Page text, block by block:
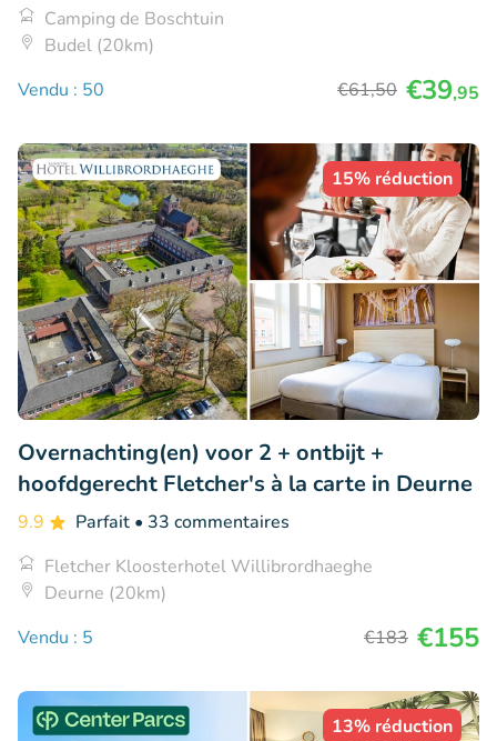
Camping de Boschtuin
Budel (20km)
Vendu : 50
€61,50 €39,95
15% réduction
Overnachting(en) voor 2 + ontbijt +
hoofdgerecht Fletcher's à la carte in Deurne
9.9 Parfait • 33 commentaires
Fletcher Kloosterhotel Willibrordhaeghe
Deurne (20km)
Vendu : 5
€183 €155
13% réduction